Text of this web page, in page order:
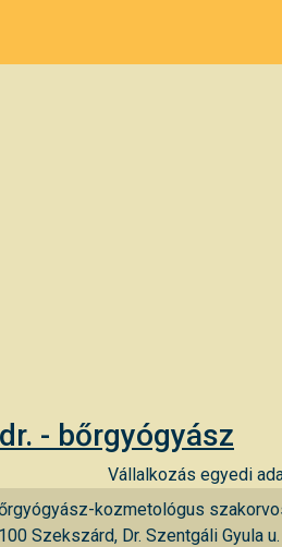
- bőrgyógyász
Vállalkozás egyedi
kozmetológus
Szekszárd, Dr. Szentgáli Gyula